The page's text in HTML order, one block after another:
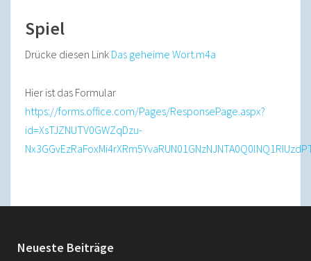
Spiel
Drücke diesen Link Das geheime Wort.m4a
Hier ist das Formular
https://forms.office.com/Pages/ResponsePage.aspx?
id=XsTJZNUTV0GWZqDzu-
Neueste Beiträge